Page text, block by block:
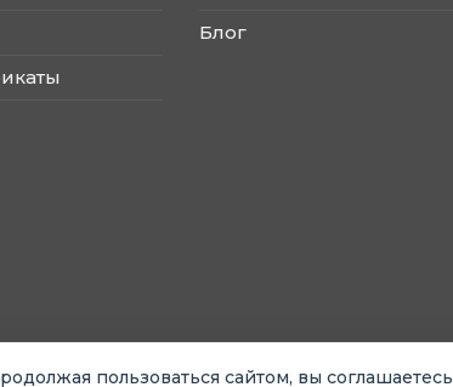
Блог
пользоваться сайтом, вы